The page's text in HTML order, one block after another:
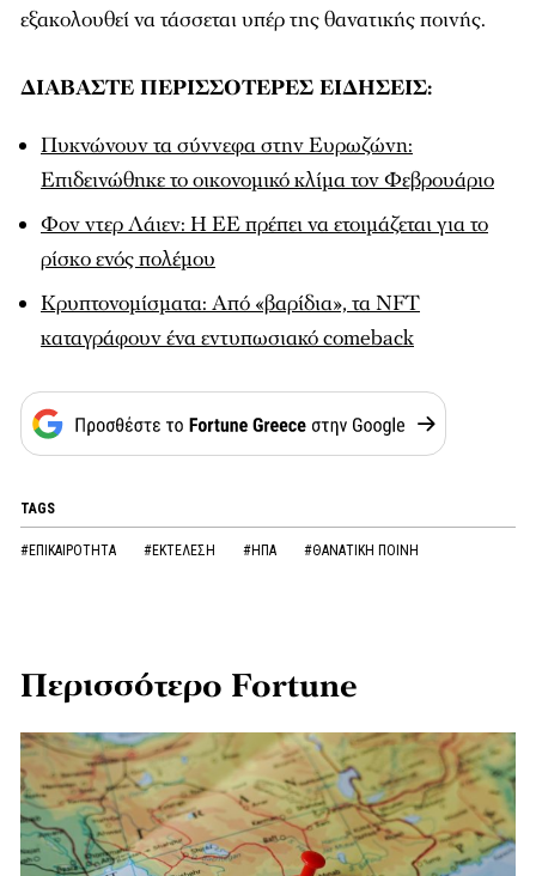
εξακολουθεί να τάσσεται υπέρ της θανατικής ποινής.
ΔΙΑΒΑΣΤΕ ΠΕΡΙΣΣΟΤΕΡΕΣ ΕΙΔΗΣΕΙΣ:
Πυκνώνουν τα σύννεφα στην Ευρωζώνη:
Επιδεινώθηκε το οικονομικό κλίμα τον Φεβρουάριο
Φον ντερ Λάιεν: Η ΕΕ πρέπει να ετοιμάζεται για το
ρίσκο ενός πολέμου
Κρυπτονομίσματα: Από «βαρίδια», τα NFT
καταγράφουν ένα εντυπωσιακό comeback
TAGS
#ΕΠΙΚΑΙΡΟΤΗΤΑ #ΕΚΤΕΛΕΣΗ #ΗΠΑ #ΘΑΝΑΤΙΚΗ ΠΟΙΝΗ
Περισσότερο Fortune